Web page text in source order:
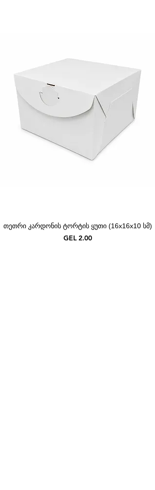
თეთრი კარდონის ტორტის ყუთი (16x16x10 სმ)
Price
GEL 2.00